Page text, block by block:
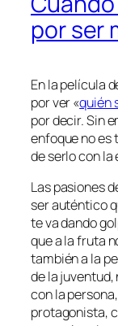
por ser
En la película
por ver «quién
por decir. Sin
enfoque no es
de serlo con
Las pasiones
ser auténtico
te va dando
que a la fruta
también a la
de la
con la
protagonista,